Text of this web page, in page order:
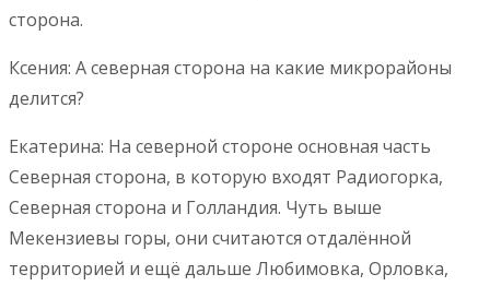
сторона.
Ксения: А северная сторона на какие микрорайоны
делится?
Екатерина: На северной стороне основная часть
Северная сторона, в которую входят Радиогорка,
Северная сторона и Голландия. Чуть выше
Мекензиевы горы, они считаются отдалённой
территорией и ещё дальше Любимовка, Орловка,